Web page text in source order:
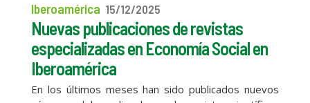
Iberoamérica 15/12/2025
Nuevas publicaciones de revistas
especializadas en Economía Social en
Iberoamérica
En los últimos meses han sido publicados nuevos